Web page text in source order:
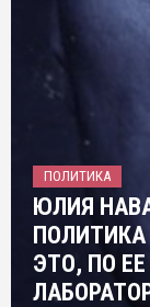
ПОЛИТИКА
ЮЛИЯ
ЭТО, ПО